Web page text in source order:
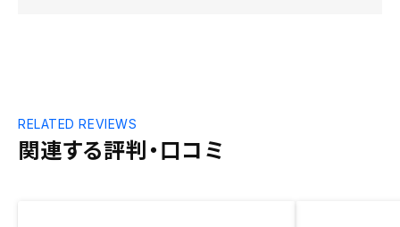
関連する評判・口コミ
RELATED REVIEWS